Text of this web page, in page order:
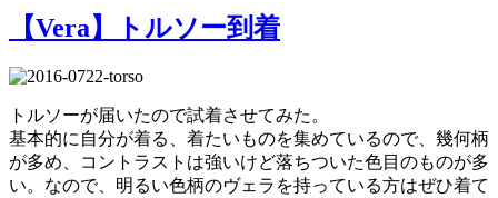
台
に
【Vera】トルソー到着
トルソーが届いたので試着させてみた。
基本的に自分が着る、着たいものを集めているので、幾何柄
が多め、コントラストは強いけど落ちついた色目のものが多
い。なので、明るい色柄のヴェラを持っている方はぜひ着て